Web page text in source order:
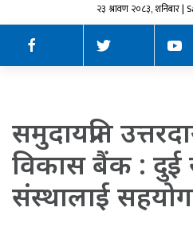
२३ श्रावण २०८३, शनिबार
समुदायप्रति
विकास बैंक :
संस्थालाई सहयोग